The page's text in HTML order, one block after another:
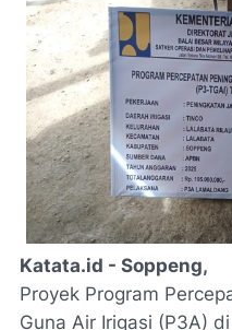
Katata.id - Soppeng,
Proyek Program
Guna Air Irigasi (P3A)